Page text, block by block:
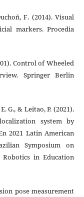
F. (2014). Visual
markers. Procedia
Control of Wheeled
Springer Berlin
G., & Leitao, P. (2021).
system by
2021 Latin American
Symposium on
in Education
pose measurement